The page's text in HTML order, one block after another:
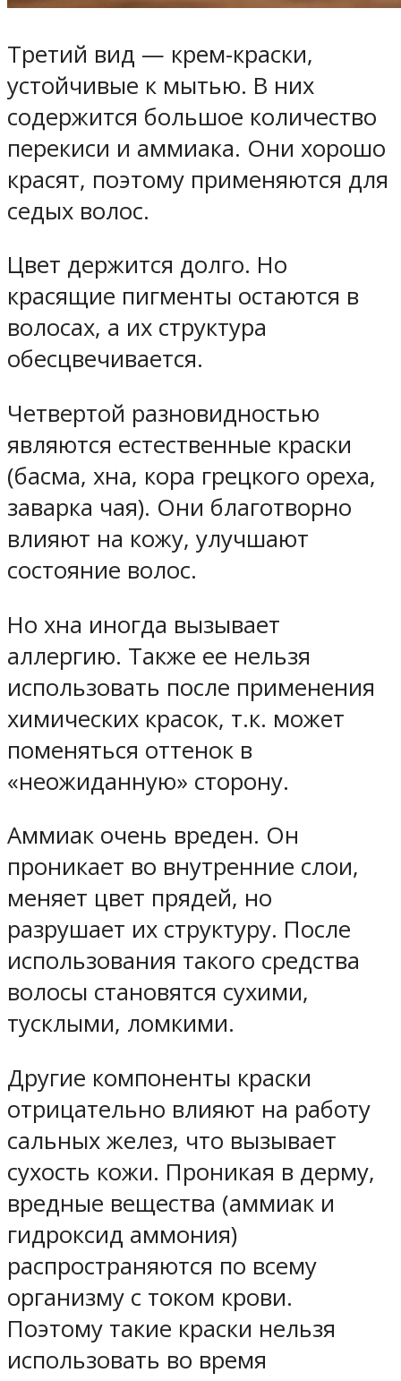
Третий вид — крем-краски,
устойчивые к мытью. В них
содержится большое количество
перекиси и аммиака. Они хорошо
красят, поэтому применяются для
седых волос.
Цвет держится долго. Но
красящие пигменты остаются в
волосах, а их структура
обесцвечивается.
Четвертой разновидностью
являются естественные краски
(басма, хна, кора грецкого ореха,
заварка чая). Они благотворно
влияют на кожу, улучшают
состояние волос.
Но хна иногда вызывает
аллергию. Также ее нельзя
использовать после применения
химических красок, т.к. может
поменяться оттенок в
«неожиданную» сторону.
Аммиак очень вреден. Он
проникает во внутренние слои,
меняет цвет прядей, но
разрушает их структуру. После
использования такого средства
волосы становятся сухими,
тусклыми, ломкими.
Другие компоненты краски
отрицательно влияют на работу
сальных желез, что вызывает
сухость кожи. Проникая в дерму,
вредные вещества (аммиак и
гидроксид аммония)
распространяются по всему
организму с током крови.
Поэтому такие краски нельзя
использовать во время